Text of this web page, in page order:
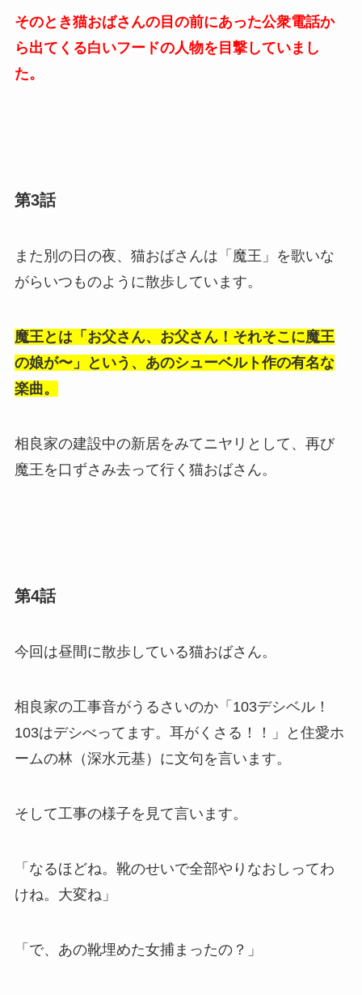
そのとき猫おばさんの目の前にあった公衆電話か
ら出てくる白いフードの人物を目撃していまし
た。
第3話
また別の日の夜、猫おばさんは「魔王」を歌いな
がらいつものように散歩しています。
魔王とは「お父さん、お父さん！それそこに魔王
の娘が〜」という、あのシューベルト作の有名な
楽曲。
相良家の建設中の新居をみてニヤリとして、再び
魔王を口ずさみ去って行く猫おばさん。
第4話
今回は昼間に散歩している猫おばさん。
相良家の工事音がうるさいのか「103デシベル！
103はデシべってます。耳がくさる！！」と住愛ホ
ームの林（深水元基）に文句を言います。
そして工事の様子を見て言います。
「なるほどね。靴のせいで全部やりなおしってわ
けね。大変ね」
「で、あの靴埋めた女捕まったの？」